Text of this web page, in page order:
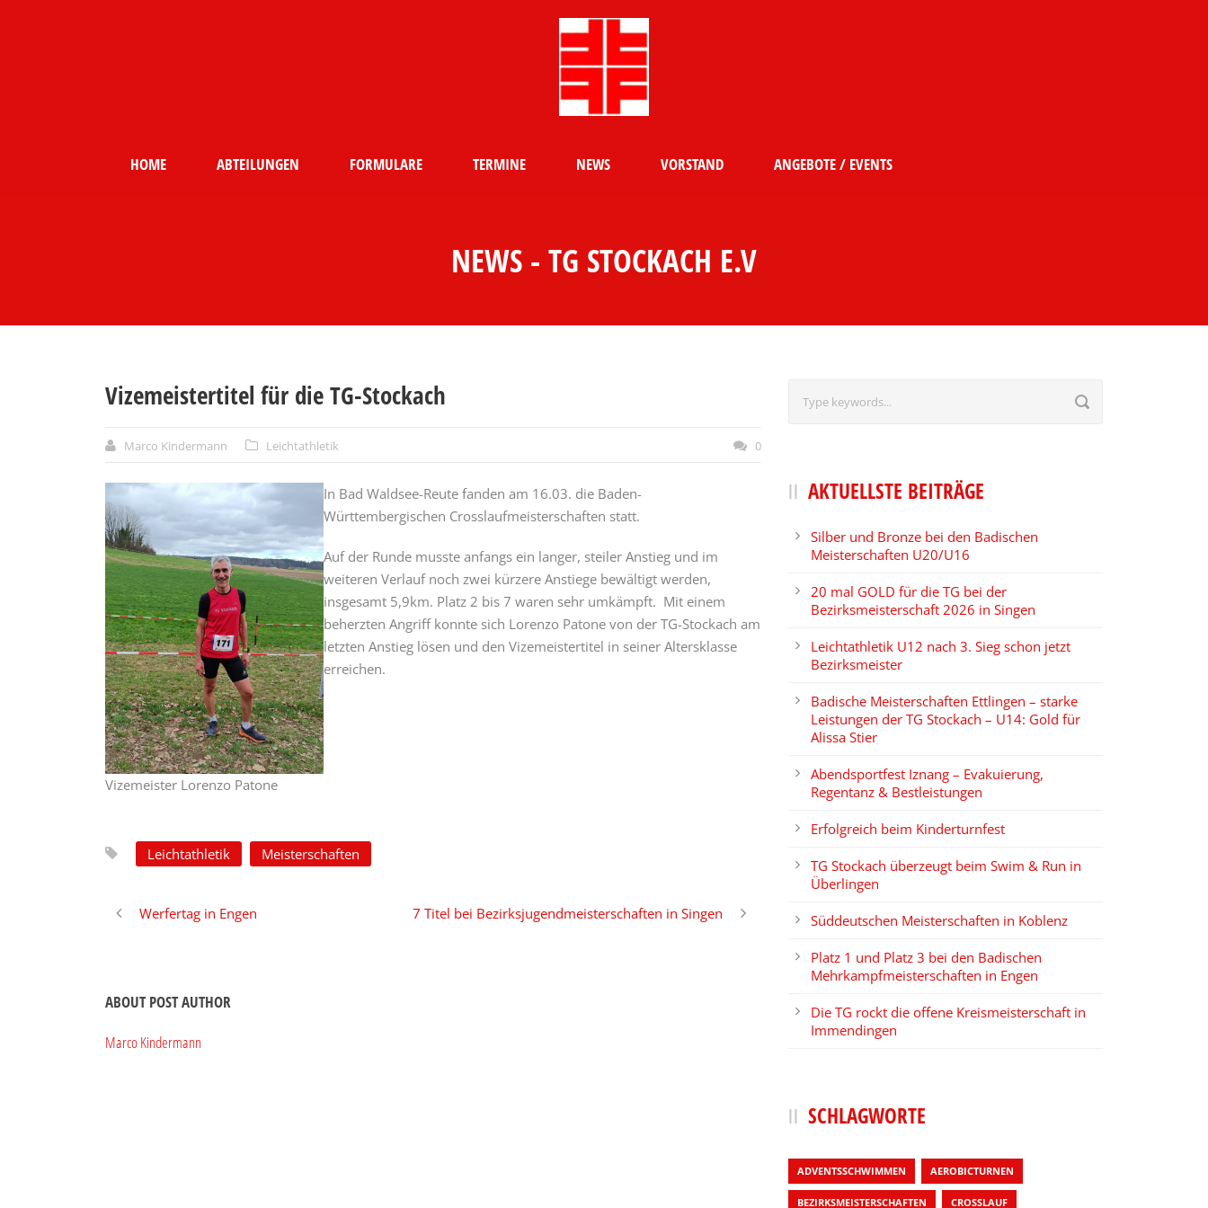
HOME ABTEILUNGEN FORMULARE TERMINE NEWS VORSTAND ANGEBOTE / EVENTS
NEWS - TG STOCKACH E.V
Vizemeistertitel für die TG-Stockach
Marco Kindermann Leichtathletik 0
Vizemeister Lorenzo Patone
In Bad Waldsee-Reute fanden am 16.03. die Baden-
Württembergischen Crosslaufmeisterschaften statt.
Auf der Runde musste anfangs ein langer, steiler Anstieg und im
weiteren Verlauf noch zwei kürzere Anstiege bewältigt werden,
insgesamt 5,9km. Platz 2 bis 7 waren sehr umkämpft. Mit einem
beherzten Angriff konnte sich Lorenzo Patone von der TG-Stockach am
letzten Anstieg lösen und den Vizemeistertitel in seiner Altersklasse
erreichen.
Leichtathletik Meisterschaften
Werfertag in Engen 7 Titel bei Bezirksjugendmeisterschaften in Singen
ABOUT POST AUTHOR
Marco Kindermann
AKTUELLSTE BEITRÄGE
Silber und Bronze bei den Badischen
Meisterschaften U20/U16
20 mal GOLD für die TG bei der
Bezirksmeisterschaft 2026 in Singen
Leichtathletik U12 nach 3. Sieg schon jetzt
Bezirksmeister
Badische Meisterschaften Ettlingen – starke
Leistungen der TG Stockach – U14: Gold für
Alissa Stier
Abendsportfest Iznang – Evakuierung,
Regentanz & Bestleistungen
Erfolgreich beim Kinderturnfest
TG Stockach überzeugt beim Swim & Run in
Überlingen
Süddeutschen Meisterschaften in Koblenz
Platz 1 und Platz 3 bei den Badischen
Mehrkampfmeisterschaften in Engen
Die TG rockt die offene Kreismeisterschaft in
Immendingen
SCHLAGWORTE
ADVENTSSCHWIMMEN AEROBICTURNEN
BEZIRKSMEISTERSCHAFTEN CROSSLAUF